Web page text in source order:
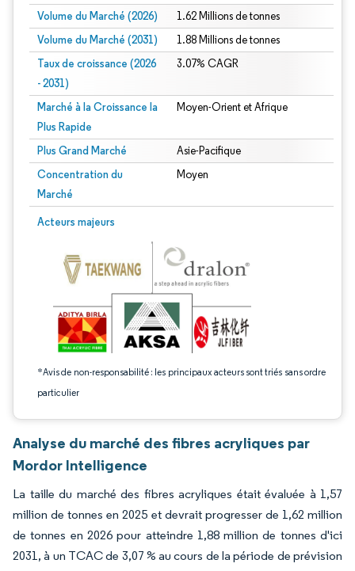
Volume du Marché (2026) 1.62 Millions de tonnes
Volume du Marché (2031) 1.88 Millions de tonnes
Taux de croissance (2026
- 2031)
3.07% CAGR
Marché à la Croissance la
Plus Rapide
Moyen-Orient et Afrique
Plus Grand Marché Asie-Pacifique
Concentration du
Marché
Moyen
Acteurs majeurs
*Avis de non-responsabilité : les principaux acteurs sont triés sans ordre
particulier
Image © Mordor Intelligence. La réutilisation nécessite une attribution sous CC
Analyse du marché des fibres acryliques par
Mordor Intelligence
La taille du marché des fibres acryliques était évaluée à 1,57
million de tonnes en 2025 et devrait progresser de 1,62 million
de tonnes en 2026 pour atteindre 1,88 million de tonnes d'ici
2031, à un TCAC de 3,07 % au cours de la période de prévision